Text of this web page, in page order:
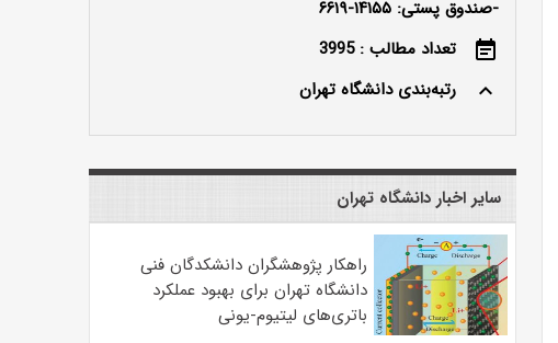
-صندوق پستی: ۱۴۱۵۵-۶۶۱۹
event_note
تعداد مطالب : 3995
keyboard_arrow_up
رتبه‌بندی دانشگاه تهران
سایر اخبار دانشگاه تهران
راهکار پژوهشگران دانشکدگان فنی
دانشگاه تهران برای بهبود عملکرد
باتری‌های لیتیوم-یونی